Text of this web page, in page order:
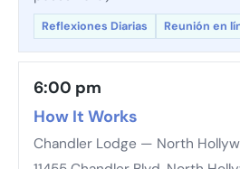
Reflexiones Diarias Reunión en
6:00 pm
How It Works
Chandler Lodge — North